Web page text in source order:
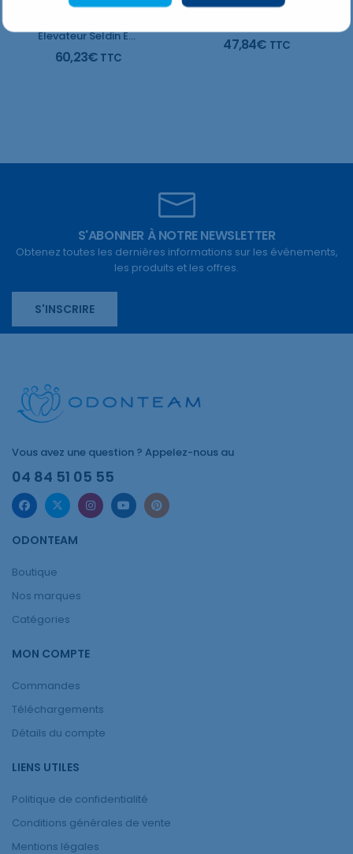
Elevateur Seldin E34 poignée antidérapante
60,23€ TTC
47,84€ TTC
S'ABONNER À NOTRE NEWSLETTER
Obtenez toutes les dernières informations sur les événements,
les produits et les offres.
S'INSCRIRE
Vous avez une question ? Appelez-nous au
04 84 51 05 55
ODONTEAM
Boutique
Nos marques
Catégories
MON COMPTE
Commandes
Téléchargements
Détails du compte
LIENS UTILES
Politique de confidentialité
Conditions générales de vente
Mentions légales